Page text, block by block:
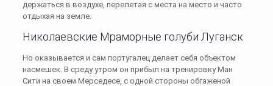
держаться в воздухе, перелетая с места на место и часто
отдыхая на земле.
Николаевские Мраморные голуби Луганск
Но оказывается и сам португалец делает себя объектом
насмешек. В среду утром он прибыл на тренировку Ман
Сити на своем Мерседесе, с одной стороны обгаженой